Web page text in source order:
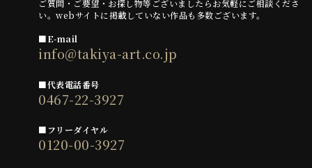
ご質問・ご要望・お探し物等ございましたらお気軽にご相談くださ
い。webサイトに掲載していない作品も多数ございます。
■E-mail
info@takiya-art.co.jp
■代表電話番号
0467-22-3927
■フリーダイヤル
0120-00-3927